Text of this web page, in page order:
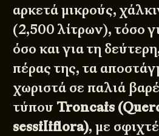
αρκετά μικρούς,
(2,500 λίτρων), τόσο
όσο και για τη
πέρας της, τα
χωριστά σε παλιά
τύπου Troncais
sessiliflora), με